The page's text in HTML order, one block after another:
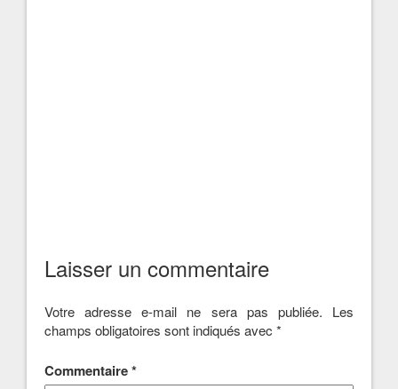
Laisser un commentaire
Votre adresse e-mail ne sera pas publiée.
Les
champs obligatoires sont indiqués avec *
Commentaire*